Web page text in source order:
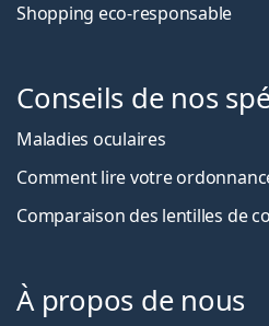
Shopping eco-responsable
Conseils de nos
Maladies oculaires
Comment lire votre
Comparaison des lentilles de
À propos de nous